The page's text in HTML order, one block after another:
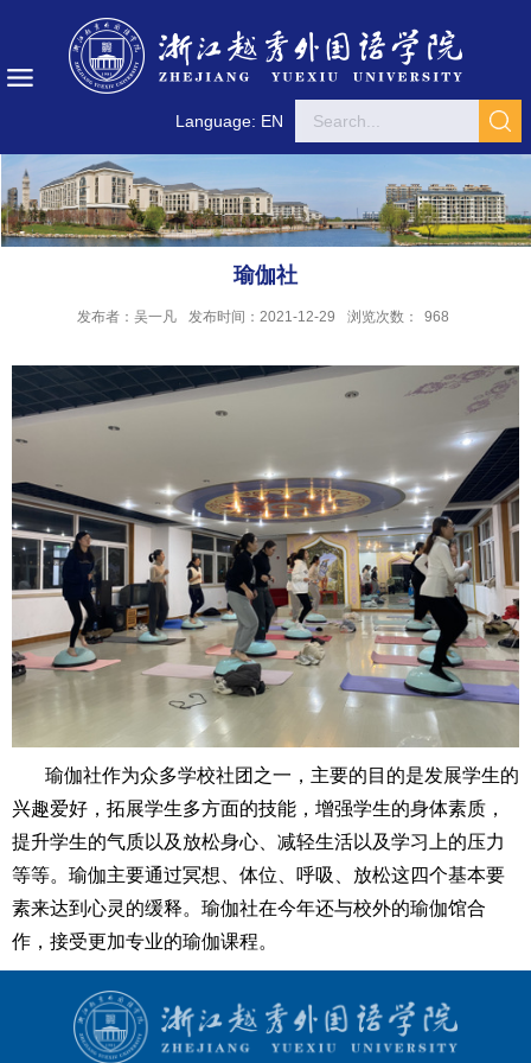
Language: EN
瑜伽社
发布者：吴一凡 发布时间：2021-12-29 浏览次数： 968
瑜伽社作为众多学校社团之一，主要的目的是发展学生的
兴趣爱好，拓展学生多方面的技能，增强学生的身体素质，
提升学生的气质以及放松身心、减轻生活以及学习上的压力
等等。瑜伽主要通过冥想、体位、呼吸、放松这四个基本要
素来达到心灵的缓释。 瑜伽社在今年还与校外的瑜伽馆合
作，接受更加专业的瑜伽课程。